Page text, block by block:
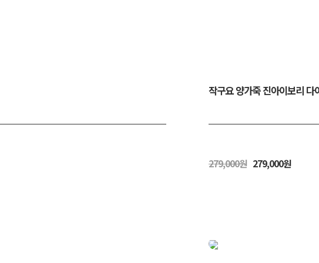
작구요 양가죽 진아이보리
279,000원 279,000원